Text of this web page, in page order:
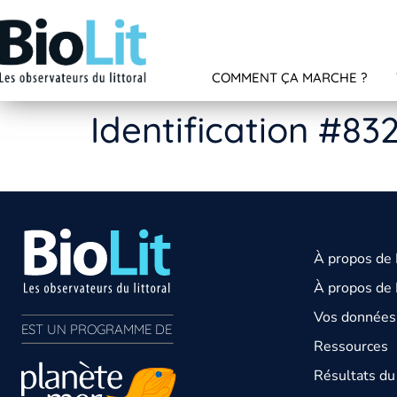
COMMENT ÇA MARCHE ?
Identification
EST UN PROGRAMME DE
À propos de
À propos de
Vos
Ressources
Résultats